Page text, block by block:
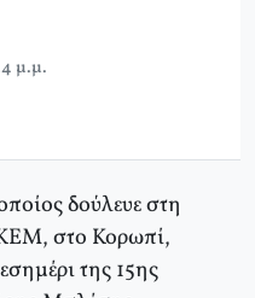
μ.μ.
δούλευε στη
στο Κορωπί,
της 15ης